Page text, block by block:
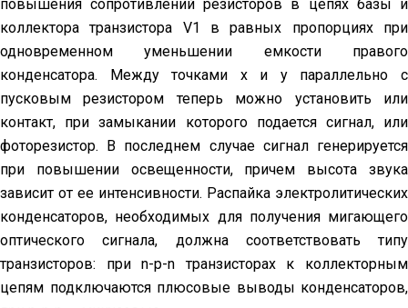
повышения сопротивлений резисторов в цепях базы и
коллектора транзистора V1 в равных пропорциях при
одно­временном уменьшении емкости правого
конденсатора. Между точками х и у параллельно с
пусковым резистором теперь можно установить или
контакт, при замыкании которого подается сигнал, или
фоторезистор. В последнем случае сигнал генерируется
при повышении освещенности, причем высота звука
зависит от ее интенсивности. Распайка электролитических
конденсаторов, необ­ходимых для получения мигающего
оптического сигнала, должна соответствовать типу
транзисторов: при n-р-n транзисторах к коллекторным
цепям подключаются плюсовые выводы конден­саторов,